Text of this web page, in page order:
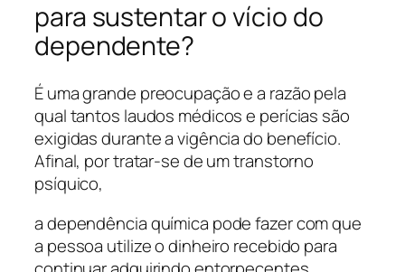
para sustentar o vício do
dependente?
É uma grande preocupação e a razão pela
qual tantos laudos médicos e perícias são
exigidas durante a vigência do benefício.
Afinal, por tratar-se de um transtorno
psíquico,
a dependência química pode fazer com que
a pessoa utilize o dinheiro recebido para